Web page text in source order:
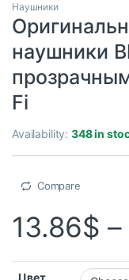
Наушники
наушники
Fi
Availability:348 in
Compare
13.86$ –
Цвет